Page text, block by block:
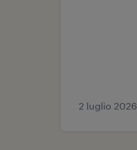
2 luglio 2026